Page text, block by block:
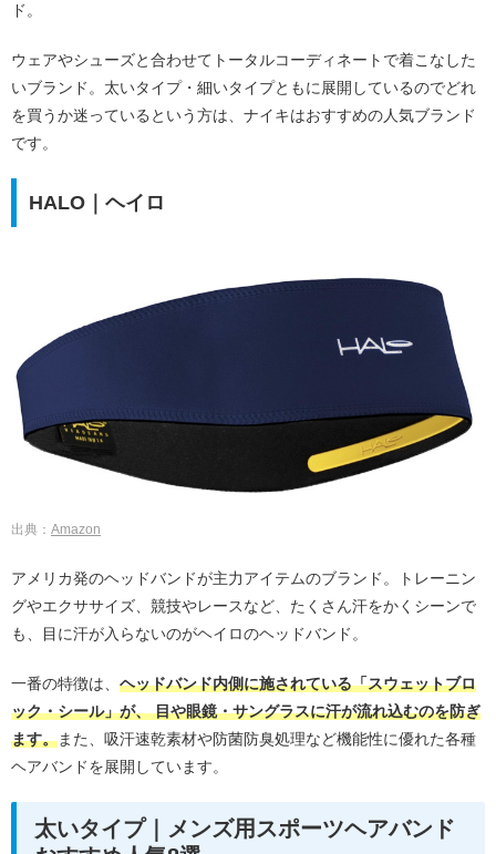
ド。
ウェアやシューズと合わせてトータルコーディネートで着こなした
いブランド。太いタイプ・細いタイプともに展開しているのでどれ
を買うか迷っているという方は、ナイキはおすすめの人気ブランド
です。
HALO｜ヘイロ
出典： Amazon
アメリカ発のヘッドバンドが主力アイテムのブランド。トレーニン
グやエクササイズ、競技やレースなど、たくさん汗をかくシーンで
も、目に汗が入らないのがヘイロのヘッドバンド。
一番の特徴は、 ヘッドバンド内側に施されている「スウェットブロ
ック・シール」が、 目や眼鏡・サングラスに汗が流れ込むのを防ぎ
ます。また、吸汗速乾素材や防菌防臭処理など機能性に優れた各種
ヘアバンドを展開しています。
太いタイプ｜メンズ用スポーツヘアバンド